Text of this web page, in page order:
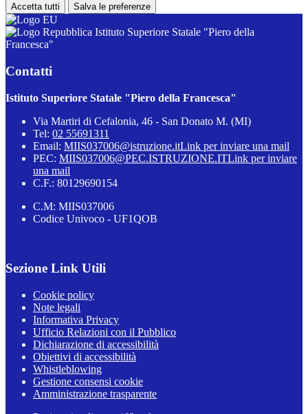
Accetta tutti Salva le preferenze
Istituto Superiore Statale "Piero della
Francesca"
Contatti
Istituto Superiore Statale "Piero della Francesca"
Via Martiri di Cefalonia, 46 - San Donato M. (MI)
Tel: 02 55691311
Email: MIIS037006@istruzione.itLink per inviare una mail
PEC: MIIS037006@PEC.ISTRUZIONE.ITLink per inviare
una mail
C.F.: 80129690154
C.M: MIIS037006
Codice Univoco - UF1QOB
Sezione Link Utili
Cookie policy
Note legali
Informativa Privacy
Ufficio Relazioni con il Pubblico
Dichiarazione di accessibilità
Obiettivi di accessibilità
Whistleblowing
Gestione consensi cookie
Amministrazione trasparente